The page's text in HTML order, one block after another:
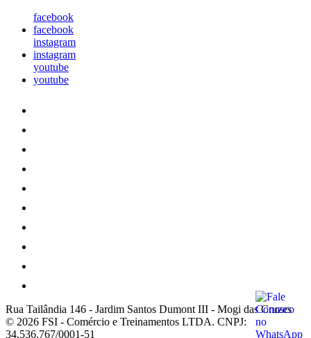
facebook
facebook
instagram
instagram
youtube
youtube
Rua Tailândia 146 - Jardim Santos Dumont III - Mogi das Cruzes
© 2026 FSI - Comércio e Treinamentos LTDA. CNPJ:
34.536.767/0001-51